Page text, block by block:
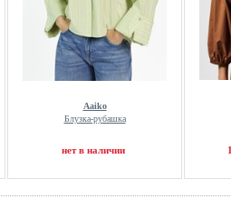
Aaiko
Блузка-рубашка
нет в наличии